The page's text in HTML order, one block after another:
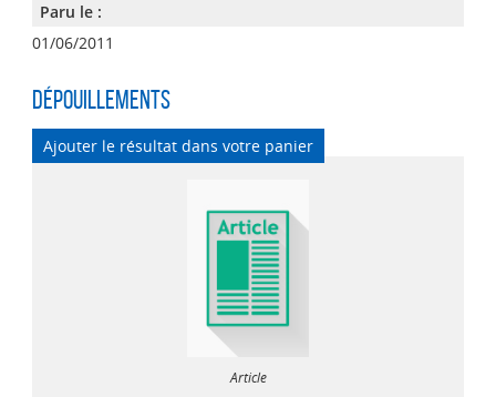
Paru le :
01/06/2011
Dépouillements
Ajouter le résultat dans votre panier
Article